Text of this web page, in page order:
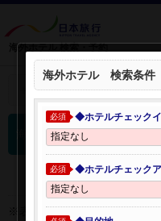
海外ホテル 検索・予約
検索条件を開く：
海外ホテル 検索結果
※表示金額はオンライン予約
海外ホテル 検索条件
必須 ◆ホテルチェック
必須 ◆ホテルチェック